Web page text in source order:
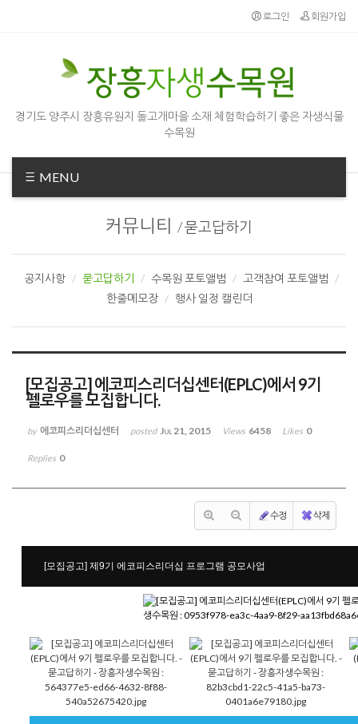
로그인 회원가입
경기도 양주시 장흥유원지 돌고개마을 소재 체험학습하기 좋은 자생식물
수목원
MENU
커뮤니티 /묻고답하기
공지사항 묻고답하기 수목원 포토앨범
고객참여 포토앨범
한줄메모장
행사 일정 캘린더
[모집공고] 에코피스리더십센터(EPLC)에서 9기
펠로우를 모집합니다.
by 에코피스리더십센터 posted Jul 21, 2015 Views 6458 Likes 0
Replies 0
수정 삭제
[모집공고] 제9기 에코피스리더십 프로그램 공모사업